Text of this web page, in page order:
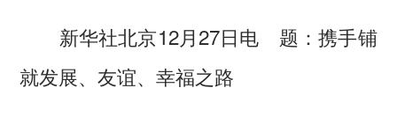
新华社北京12月27日电 题：携手铺
就发展、友谊、幸福之路